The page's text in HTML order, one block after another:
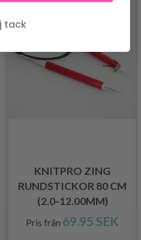
KNITPRO ZING
RUNDSTICKOR 80 CM
(2.0-12.00MM)
Pris från 69.95 SEK
tack